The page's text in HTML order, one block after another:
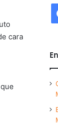
cara